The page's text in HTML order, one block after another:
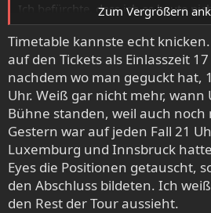
Ich befürchte, dass ich es heute
Wien schaffe ... sonst spare ich mir
(und wann ist es eigentlich aus der
Timetable zu veröffentlichen - ist
sehr hilfreich ...)
Zum Vergrößern
Timetable kannste echt
auf den Tickets als Einlasszeit
nachdem wo man geguckt hat,
Uhr. Weiß gar nicht mehr, wann
Bühne standen, weil auch noch
Gestern war auf jeden Fall 21
Luxemburg und Innsbruck
Eyes die Positionen getauscht,
den Abschluss bildeten. Ich
den Rest der Tour aussieht.